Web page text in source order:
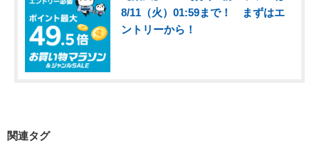
8/11（火）01:59まで！ まずはエ
ントリーから！
関連タグ